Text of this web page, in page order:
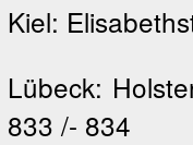
Kiel:
Lübeck:
833 /- 834